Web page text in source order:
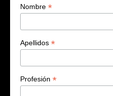
Nombre *
Apellidos *
Profesión *